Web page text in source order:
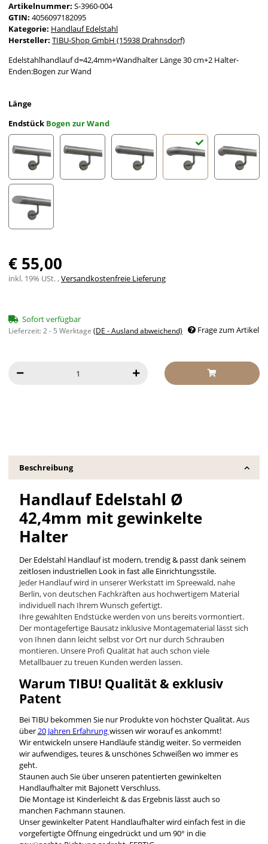
Artikelnummer: S-3960-004
GTIN: 4056097182095
Kategorie: Handlauf Edelstahl
Hersteller: TIBU-Shop GmbH (15938 Drahnsdorf)
Edelstahlhandlauf d=42,4mm+Wandhalter Länge 30 cm+2 Halter-
Enden:Bogen zur Wand
Länge
Endstück Bogen zur Wand
gerade Kappe
€ 55,00
inkl. 19% USt. ,Versandkostenfreie Lieferung
Sofort verfügbar
Lieferzeit:2 - 5 Werktage (DE - Ausland abweichend) Frage zum Artikel
Beschreibung
Handlauf Edelstahl Ø
42,4mm mit gewinkelte
Halter
Der Edelstahl Handlauf ist modern, trendig & passt dank seinem
zeitlosen industriellen Look in fast alle Einrichtungsstile.
Jeder Handlauf wird in unserer Werkstatt im Spreewald, nahe
Berlin, von deutschen Fachkräften aus hochwertigem Material
individuell nach Ihrem Wunsch gefertigt.
Ihre gewählten Endstücke werden von uns bereits vormontiert.
Der montagefertige Bausatz inklusive Montagematerial lässt sich
von Ihnen dann leicht selbst vor Ort nur durch Schrauben
montieren. Unsere Profi Qualität hat auch schon viele
Metallbauer zu treuen Kunden werden lassen.
Warum TIBU! Qualität & exklusiv
Patent
Bei TIBU bekommen Sie nur Produkte von höchster Qualität. Aus
über 20 Jahren Erfahrungwissen wir worauf es ankommt!
Wir entwickeln unsere Handläufe ständig weiter. So vermeiden
wir aufwendiges, teures & unschönes Schweißen wo immer es
geht.
Staunen auch Sie über unseren patentierten gewinkelten
Handlaufhalter mit Bajonett Verschluss.
Die Montage ist Kinderleicht & das Ergebnis lässt auch so
manchen Fachmann staunen.
Unser gewinkelter Patent Handlaufhalter wird einfach fest in die
vorgefertigte Öffnung eingedrückt und um 90° in die